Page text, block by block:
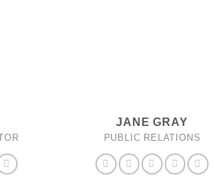
JANE GRAY
PUBLIC RELATIONS